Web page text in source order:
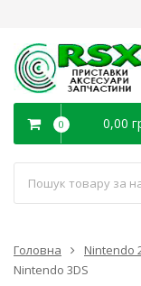
0 0,00
Головна Nintendo
Nintendo 3DS